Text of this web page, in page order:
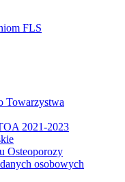
FLS
Towarzystwa
2021-2023
Osteoporozy
osobowych